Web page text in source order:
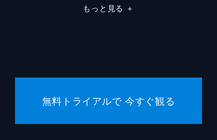
もっと見る ＋
無料トライアルで 今すぐ観る